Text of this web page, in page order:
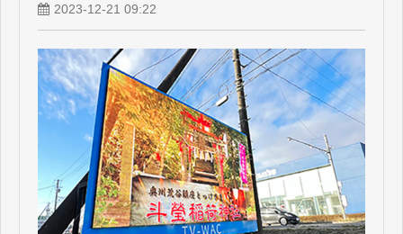
2023-12-21 09:22